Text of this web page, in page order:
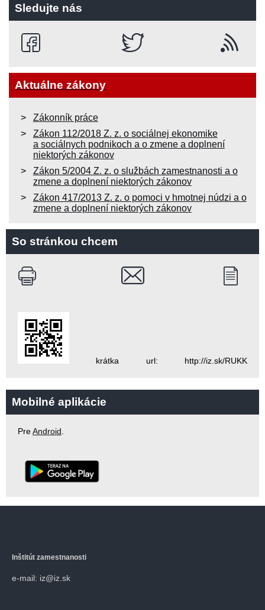
Sledujte nás
Aktuálne zákony
Zákonník práce
Zákon 112/2018 Z. z. o sociálnej ekonomike
a sociálnych podnikoch a o zmene a doplnení
niektorých zákonov
Zákon 5/2004 Z. z. o službách zamestnanosti a o
zmene a doplnení niektorých zákonov
Zákon 417/2013 Z. z. o pomoci v hmotnej núdzi a o
zmene a doplnení niektorých zákonov
So stránkou chcem
krátka url: http://iz.sk/RUKK
Mobilné aplikácie
PreAndroid
Inštitút zamestnanosti
e-mail: iz@iz.sk